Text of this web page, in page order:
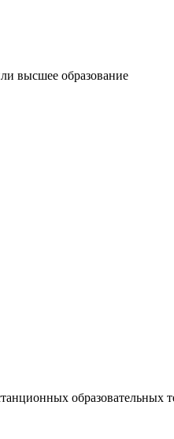
высшее образование
образовательных